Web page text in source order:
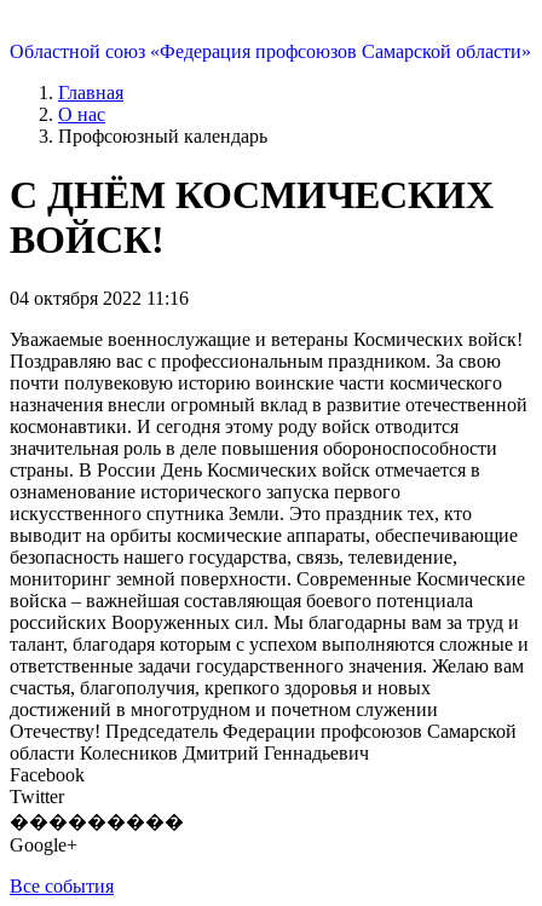
Областной союз «Федерация профсоюзов Самарской области»
Главная
О нас
Профсоюзный календарь
С ДНЁМ КОСМИЧЕСКИХ
ВОЙСК!
04 октября 2022 11:16
Уважаемые военнослужащие и ветераны Космических войск!
Поздравляю вас с профессиональным праздником. За свою
почти полувековую историю воинские части космического
назначения внесли огромный вклад в развитие отечественной
космонавтики. И сегодня этому роду войск отводится
значительная роль в деле повышения обороноспособности
страны. В России День Космических войск отмечается в
ознаменование исторического запуска первого
искусственного спутника Земли. Это праздник тех, кто
выводит на орбиты космические аппараты, обеспечивающие
безопасность нашего государства, связь, телевидение,
мониторинг земной поверхности. Современные Космические
войска – важнейшая составляющая боевого потенциала
российских Вооруженных сил. Мы благодарны вам за труд и
талант, благодаря которым с успехом выполняются сложные и
ответственные задачи государственного значения. Желаю вам
счастья, благополучия, крепкого здоровья и новых
достижений в многотрудном и почетном служении
Отечеству! Председатель Федерации профсоюзов Самарской
области Колесников Дмитрий Геннадьевич
Facebook
Twitter
���������
Google+
Все события